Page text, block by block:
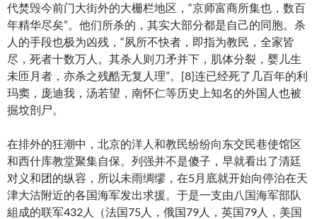
代焚毁今前门大街外的大栅栏地区，“京师富商所集也，数百
年精华尽矣”。他们所杀的，其实大部分都是自己的同胞。杀
人的手段也极为凶残，“夙所不快者，即指为教民，全家皆
尽，死者十数万人。其杀人则刀矛并下，肌体分裂，婴儿生
未匝月者，亦杀之残酷无复人理”。[8]连已经死了几百年的利
玛窦，庞迪我，汤若望，南怀仁等历史上知名的外国人也被
掘坟剖尸。
在排外的狂潮中，北京的洋人和教民纷纷向东交民巷使馆区
和西什库教堂聚集自保。列强并不是傻子，早就看出了清廷
对义和团的纵容，所以未雨绸缪，在5月底就开始向停泊在天
津大沽附近的各国海军发出求援。于是一支由八国海军部队
組成的联军432人（法国75人，俄国79人，英国79人，美国